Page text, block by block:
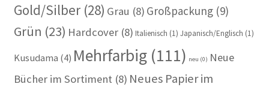
Gold/Silber(28) Grau (8) Großpackung(9)
Grün (23) Hardcover(8) Italienisch (1) Japanisch/Englisch (1)
Kusudama (4) Mehrfarbig(111) neu (0) Neue
Bücher im Sortiment (8) Neues Papier im